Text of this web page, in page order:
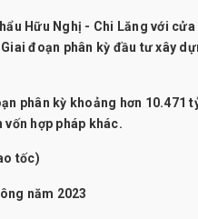
Hữu Nghị - Chi Lăng với
đoạn phân kỳ đầu tư xây
phân kỳ khoảng hơn 10.471
vốn hợp pháp khác.
tốc)